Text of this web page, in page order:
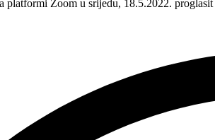
Zoom u srijedu, 18.5.2022.